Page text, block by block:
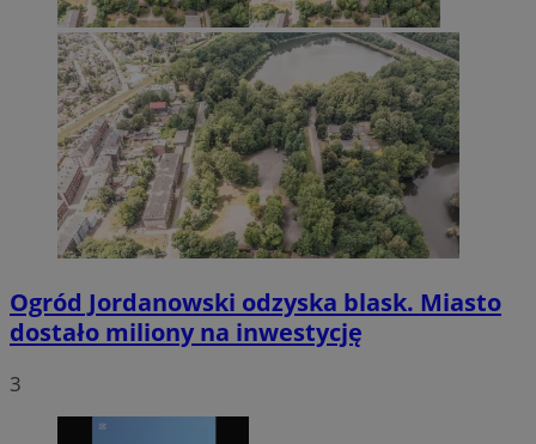
Ogród Jordanowski odzyska blask. Miasto
dostało miliony na inwestycję
3